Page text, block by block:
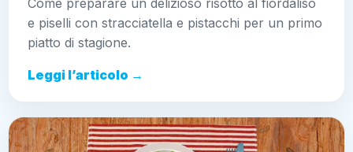
Come preparare un delizioso risotto al fiordaliso
e piselli con stracciatella e pistacchi per un primo
piatto di stagione.
Leggi l’articolo →